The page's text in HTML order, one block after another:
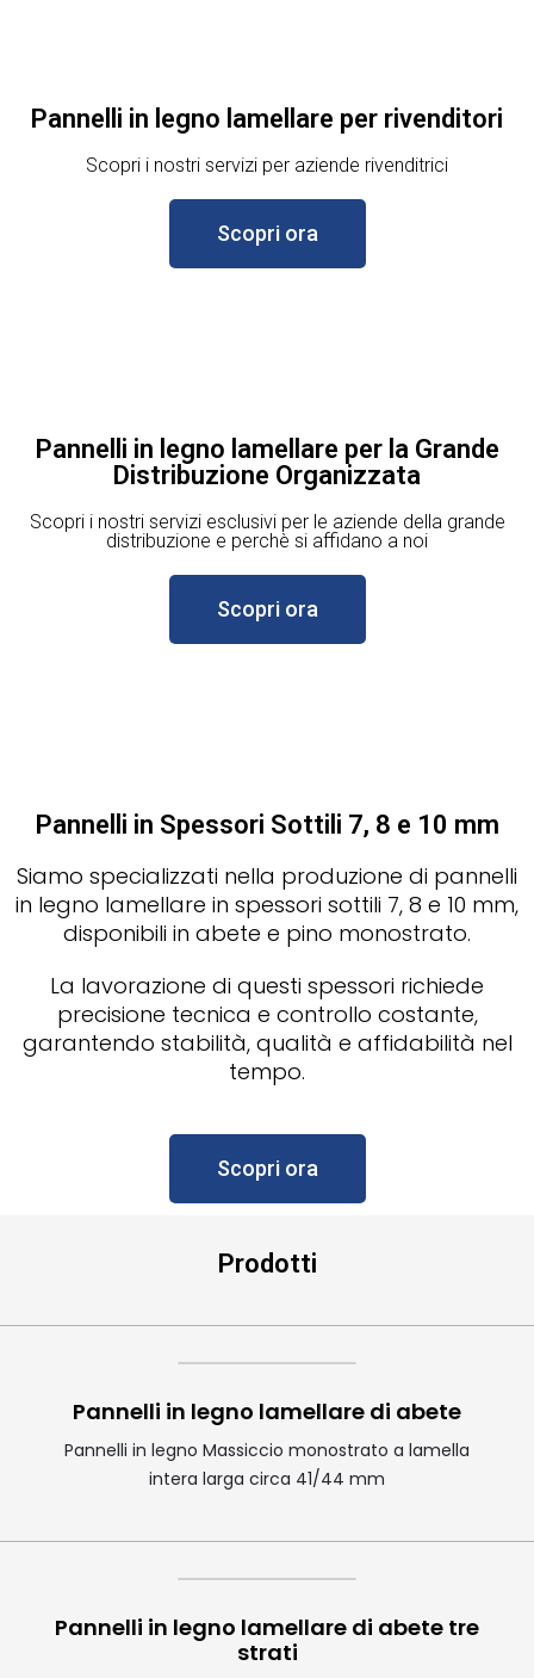
Pannelli in legno lamellare per rivenditori
Scopri i nostri servizi per aziende rivenditrici
Scopri ora
Pannelli in legno lamellare per la Grande
Distribuzione Organizzata
Scopri i nostri servizi esclusivi per le aziende della grande
distribuzione e perchè si affidano a noi
Scopri ora
Pannelli in Spessori Sottili 7, 8 e 10 mm
Siamo specializzati nella produzione di pannelli
in legno lamellare in spessori sottili 7, 8 e 10 mm,
disponibili in abete e pino monostrato.
La lavorazione di questi spessori richiede
precisione tecnica e controllo costante,
garantendo stabilità, qualità e affidabilità nel
tempo.
Scopri ora
Prodotti
Pannelli in legno lamellare di abete
Pannelli in legno Massiccio monostrato a lamella
intera larga circa 41/44 mm
Pannelli in legno lamellare di abete tre
strati